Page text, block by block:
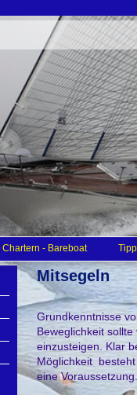
Chartern - Bareboat
Mitsegeln
Grundkenntnisse
Beweglichkeit
einzusteigen. Klar
Möglichkeit
eine Voraussetzung .